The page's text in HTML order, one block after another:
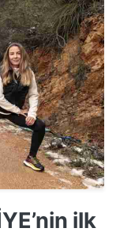
ilk